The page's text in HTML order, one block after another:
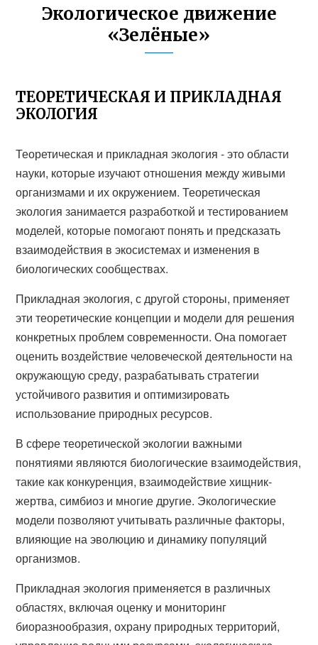
Экологическое движение
«Зелёные»
ТЕОРЕТИЧЕСКАЯ И ПРИКЛАДНАЯ
ЭКОЛОГИЯ
Теоретическая и прикладная экология - это области
науки, которые изучают отношения между живыми
организмами и их окружением. Теоретическая
экология занимается разработкой и тестированием
моделей, которые помогают понять и предсказать
взаимодействия в экосистемах и изменения в
биологических сообществах.
Прикладная экология, с другой стороны, применяет
эти теоретические концепции и модели для решения
конкретных проблем современности. Она помогает
оценить воздействие человеческой деятельности на
окружающую среду, разрабатывать стратегии
устойчивого развития и оптимизировать
использование природных ресурсов.
В сфере теоретической экологии важными
понятиями являются биологические взаимодействия,
такие как конкуренция, взаимодействие хищник-
жертва, симбиоз и многие другие. Экологические
модели позволяют учитывать различные факторы,
влияющие на эволюцию и динамику популяций
организмов.
Прикладная экология применяется в различных
областях, включая оценку и мониторинг
биоразнообразия, охрану природных территорий,